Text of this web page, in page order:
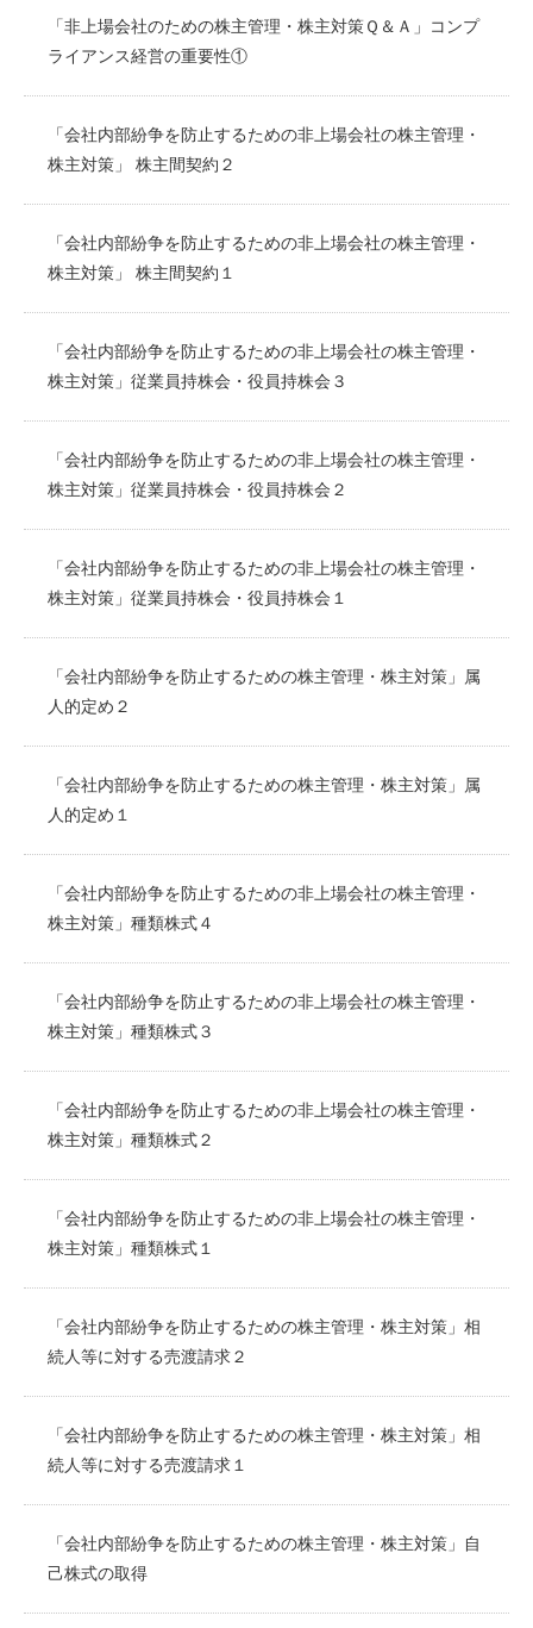
「非上場会社のための株主管理・株主対策Ｑ＆Ａ」コンプ
ライアンス経営の重要性①
「会社内部紛争を防止するための非上場会社の株主管理・
株主対策」 株主間契約２
「会社内部紛争を防止するための非上場会社の株主管理・
株主対策」 株主間契約１
「会社内部紛争を防止するための非上場会社の株主管理・
株主対策」従業員持株会・役員持株会３
「会社内部紛争を防止するための非上場会社の株主管理・
株主対策」従業員持株会・役員持株会２
「会社内部紛争を防止するための非上場会社の株主管理・
株主対策」従業員持株会・役員持株会１
「会社内部紛争を防止するための株主管理・株主対策」属
人的定め２
「会社内部紛争を防止するための株主管理・株主対策」属
人的定め１
「会社内部紛争を防止するための非上場会社の株主管理・
株主対策」種類株式４
「会社内部紛争を防止するための非上場会社の株主管理・
株主対策」種類株式３
「会社内部紛争を防止するための非上場会社の株主管理・
株主対策」種類株式２
「会社内部紛争を防止するための非上場会社の株主管理・
株主対策」種類株式１
「会社内部紛争を防止するための株主管理・株主対策」相
続人等に対する売渡請求２
「会社内部紛争を防止するための株主管理・株主対策」相
続人等に対する売渡請求１
「会社内部紛争を防止するための株主管理・株主対策」自
己株式の取得